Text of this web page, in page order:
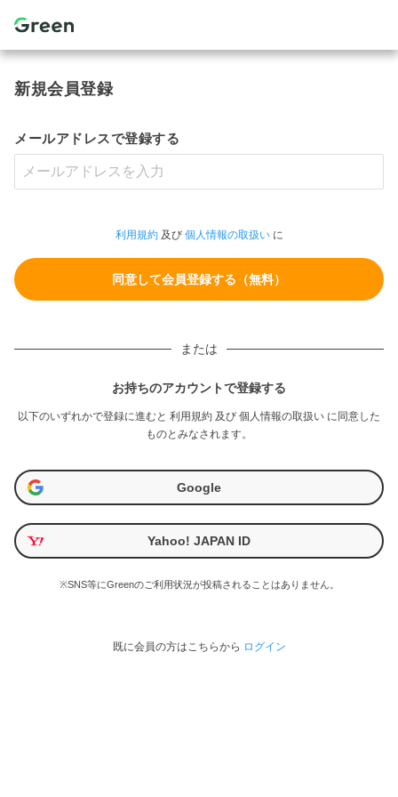
新規会員登録
メールアドレスで登録する
利用規約及び 個人情報の取扱いに
または
お持ちのアカウントで登録する
以下のいずれかで登録に進むと 利用規約 及び 個人情報の取扱い に同意した
ものとみなされます。
Google
Yahoo! JAPAN ID
※SNS等にGreenのご利用状況が投稿されることはありません。
既に会員の方はこちらから ログイン